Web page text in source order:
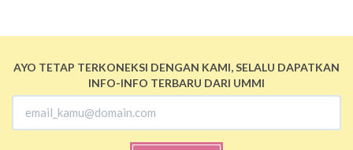
AYO TETAP TERKONEKSI DENGAN KAMI, SELALU DAPATKAN
INFO-INFO TERBARU DARI UMMI